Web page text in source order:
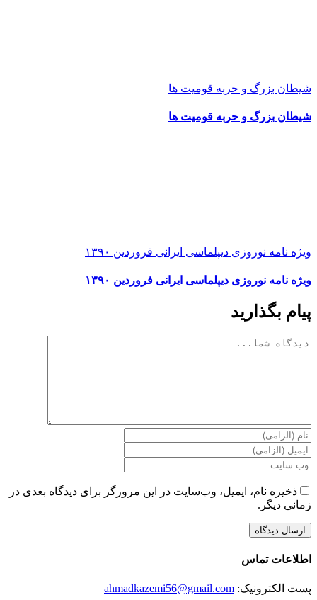
شیطان بزرگ و حربه قومیت ها
شیطان بزرگ و حربه قومیت ها
ویژه نامه نوروزی دیپلماسی ایرانی فروردین ۱۳۹۰
ویژه نامه نوروزی دیپلماسی ایرانی فروردین ۱۳۹۰
پیام بگذارید
دیدگاه
ذخیره نام، ایمیل، وب‌سایت در این مرورگر برای دیدگاه بعدی در
زمانی دیگر.
اطلاعات تماس
پست الکترونیک: ahmadkazemi56@gmail.com